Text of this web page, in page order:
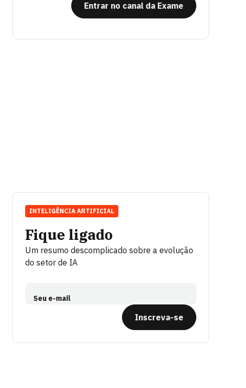
Entrar no canal da Exame
Fique ligado
Um resumo descomplicado sobre a evolução
do setor de IA
Seu e-mail
Inscreva-se
INTELIGÊNCIA ARTIFICIAL